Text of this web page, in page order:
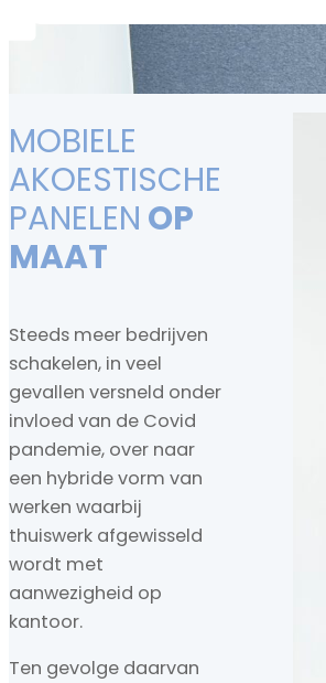
MOBIELE
AKOESTISCHE
PANELEN OP
MAAT
Steeds meer bedrijven
schakelen, in veel
gevallen versneld onder
invloed van de Covid
pandemie, over naar
een hybride vorm van
werken waarbij
thuiswerk afgewisseld
wordt met
aanwezigheid op
kantoor.
Ten gevolge daarvan